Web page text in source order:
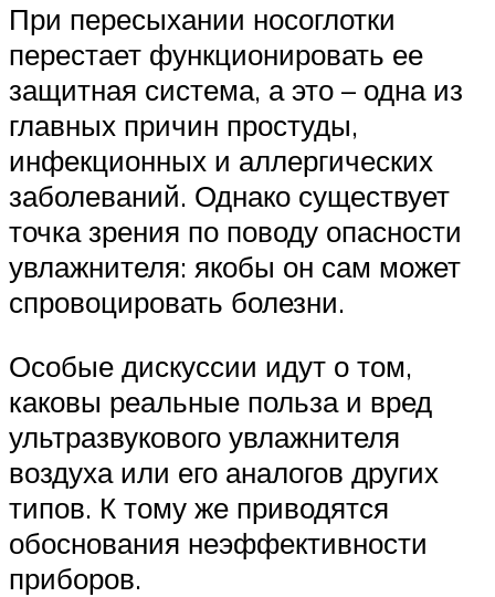
При пересыхании носоглотки
перестает функционировать ее
защитная система, а это – одна из
главных причин простуды,
инфекционных и аллергических
заболеваний. Однако существует
точка зрения по поводу опасности
увлажнителя: якобы он сам может
спровоцировать болезни.
Особые дискуссии идут о том,
каковы реальные польза и вред
ультразвукового увлажнителя
воздуха или его аналогов других
типов. К тому же приводятся
обоснования неэффективности
приборов.